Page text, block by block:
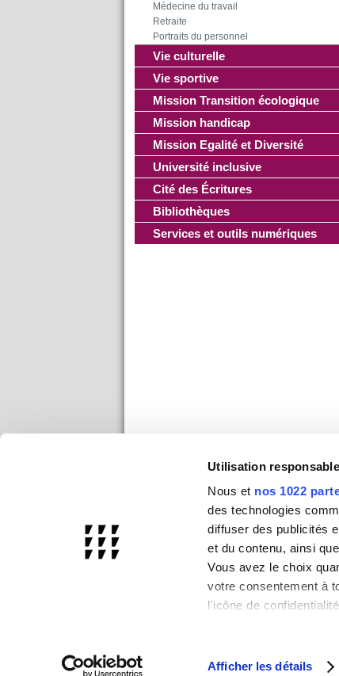
Utilisation
Nous et nos 1022
des technologies
diffuser des publicités
et du contenu, ainsi
Vous avez le choix
votre consentement à
l'icône de
Collecter des
Afficher les détails
Médecine du travail
Retraite
Portraits du personnel
Vie culturelle
Vie sportive
Mission Transition écologique
Mission handicap
Mission Egalité et Diversité
Université inclusive
Cité des Écritures
Bibliothèques
Services et outils numériques